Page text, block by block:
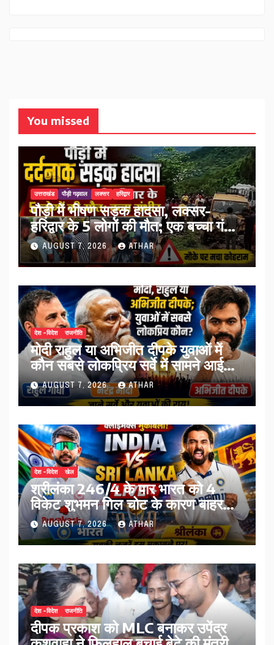
You missed
उत्तराखंड पौड़ी गढ़वाल लक्सर हरिद्वार
पौड़ी में भीषण सड़क हादसा, लक्सर-
हरिद्वार के 5 लोगों की मौत; एक बच्चा गंभीर
घायल…
AUGUST 7, 2026 ATHAR
देश -विदेश राजनीति
मोदी राहुल या अभिजीत दीपके युवाओं में
कौन सबसे लोकप्रिय सर्वे में सामने आई
तस्वीर…
AUGUST 7, 2026 ATHAR
देश -विदेश खेल
श्रीलंका 246/4 के पार भारत को 4
विकेट शुभमन गिल चोट के कारण बाहर…
AUGUST 7, 2026 ATHAR
देश -विदेश राजनीति
दीपक प्रकाश को MLC बनाकर उपेंद्र